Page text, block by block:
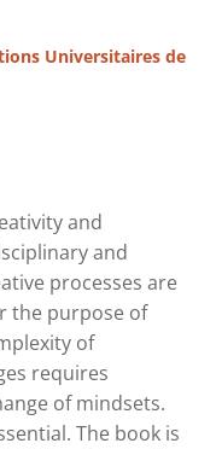
Universitaires de
and
and
processes are
the purpose of
of
requires
of mindsets.
The book is